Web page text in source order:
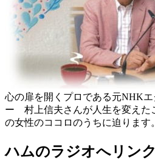
心の扉を開くプロである元NHK
ー 村上信夫さんが人生を変えた
の女性のココロのうちに迫ります。
ハムのラジオへリンク